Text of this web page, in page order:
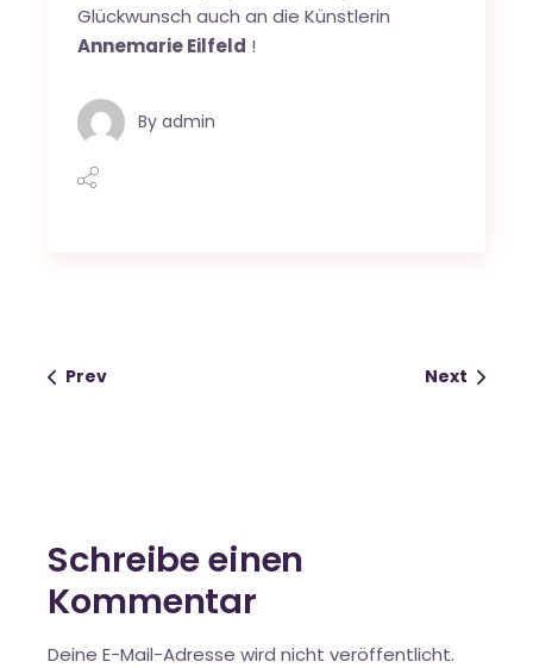
Glückwunsch auch an die Künstlerin
Annemarie Eilfeld !
By admin
Prev Next
Schreibe einen
Kommentar
Deine E-Mail-Adresse wird nicht veröffentlicht.